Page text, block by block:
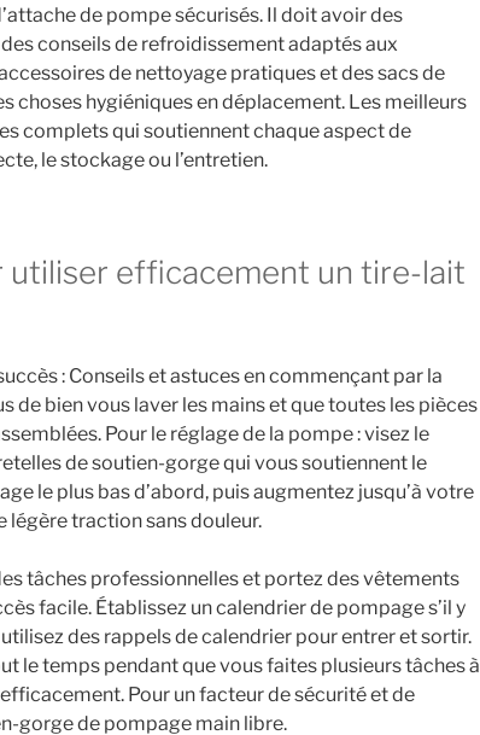
de pompe sécurisés. Il doit avoir des
conseils de refroidissement adaptés aux
de nettoyage pratiques et des sacs de
choses hygiéniques en déplacement. Les meilleurs
complets qui soutiennent chaque aspect de
le stockage ou l’entretien.
: Conseils et astuces en commençant par la
de bien vous laver les mains et que toutes les pièces
Pour le réglage de la pompe : visez le
de soutien-gorge qui vous soutiennent le
le plus bas d’abord, puis augmentez jusqu’à votre
légère traction sans douleur.
tâches professionnelles et portez des vêtements
facile. Établissez un calendrier de pompage s’il y
des rappels de calendrier pour entrer et sortir.
le temps pendant que vous faites plusieurs tâches à
Pour un facteur de sécurité et de
gorge de pompage main libre.